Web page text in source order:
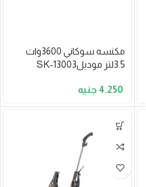
مكنسه سوكاني 3600وات
3.5لتر موديلSK-13003
4.250